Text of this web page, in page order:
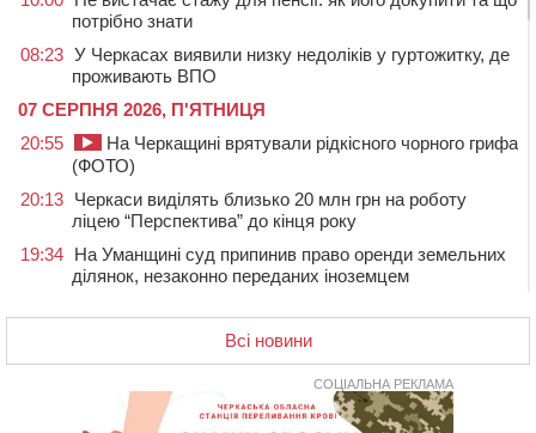
потрібно знати
08:23 У Черкасах виявили низку недоліків у гуртожитку, де
проживають ВПО
07 СЕРПНЯ 2026, П'ЯТНИЦЯ
20:55
На Черкащині врятували рідкісного чорного грифа
(ФОТО)
20:13 Черкаси виділять близько 20 млн грн на роботу
ліцею “Перспектива” до кінця року
19:34 На Уманщині суд припинив право оренди земельних
ділянок, незаконно переданих іноземцем
стали фіналістками Global Teacher Prize Ukraine 2026
18:23 Зарядка, йога, сапи та нові знайомства: у Черкасах
закрили сезон літнього табору для людей поважного
Всі новини
СОЦІАЛЬНА РЕКЛАМА